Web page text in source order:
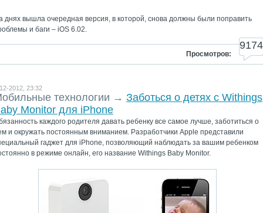
днях вышла очередная версия, в которой, снова должны были поправить
и баги – iOS 6.02.
9174
Просмотров:
2012, 23:32
технологии → Заботься о детях с Withings
Monitor для iPhone
каждого родителя давать ребенку все самое лучше, заботиться о
и окружать постоянным вниманием. Разработчики Apple представили
гаджет для iPhone, позволяющий наблюдать за вашим ребенком
в режиме онлайн, его название Withings Baby Monitor.